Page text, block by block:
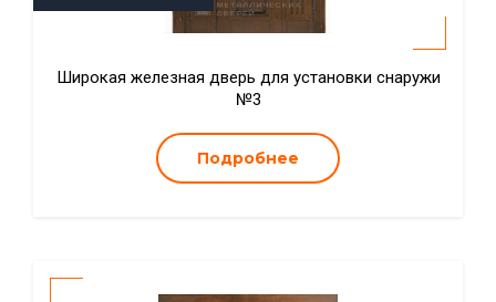
Широкая железная дверь для установки снаружи
№3
Подробнее